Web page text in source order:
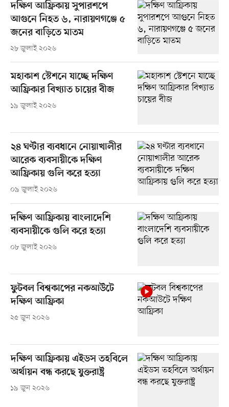
দক্ষিণ আফ্রিকায় সুপারশপে
আগুনে নিহত ৬, নারায়ণগঞ্জে ৫
জনের বাড়িতে মাতম
২৮ জুলাই ২০২৬
মহাকাশ স্টেশনে যাচ্ছে দক্ষিণ
আফ্রিকার বিখ্যাত চায়ের বীজ
১৯ জুলাই ২০২৬
২৪ ঘণ্টার ব্যবধানে নোয়াখালীর
আরেক ব্যবসায়ীকে দক্ষিণ
আফ্রিকায় গুলি করে হত্যা
০৯ জুলাই ২০২৬
দক্ষিণ আফ্রিকায় বাংলাদেশি
ব্যবসায়ীকে গুলি করে হত্যা
০৮ জুলাই ২০২৬
ফুটবল বিশ্বকাপের নকআউটে
দক্ষিণ আফ্রিকা
২৫ জুন ২০২৬
দক্ষিণ আফ্রিকায় এইডস তহবিলে
অর্থায়ন বন্ধ করছে যুক্তরাষ্ট্র
১৯ জুন ২০২৬